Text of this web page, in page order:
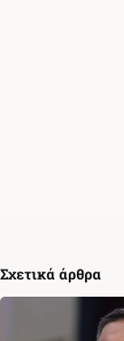
Σχετικά άρθρα